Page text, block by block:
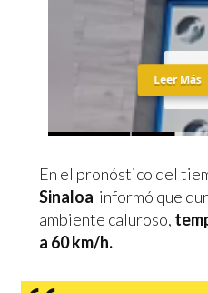
Leer Más
En el pronóstico del
Sinaloa informó que
ambiente caluroso,
a 60 km/h.